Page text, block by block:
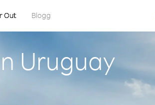
Out Blogg
Uruguay